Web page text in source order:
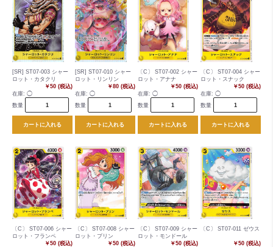
[SR] ST07-003 シャー
ロット・カタクリ
￥50 (税込)
在庫: ◯
数量
カートに入れる
[SR] ST07-010 シャー
ロット・リンリン
￥80 (税込)
在庫: ◯
数量
カートに入れる
〔C〕 ST07-002 シャー
ロット・アナナ
￥50 (税込)
在庫: ◯
数量
カートに入れる
〔C〕 ST07-004 シャー
ロット・スナック
￥50 (税込)
在庫: ◯
数量
カートに入れる
〔C〕 ST07-006 シャー
ロット・フランペ
￥50 (税込)
〔C〕 ST07-008 シャー
ロット・プリン
￥50 (税込)
〔C〕 ST07-009 シャー
ロット・モンドール
￥50 (税込)
〔C〕 ST07-011 ゼウス
￥50 (税込)